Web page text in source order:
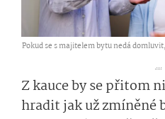
Pokud se s majitelem bytu nedá
...
Z kauce by se přitom
hraditjakuž zmíněné